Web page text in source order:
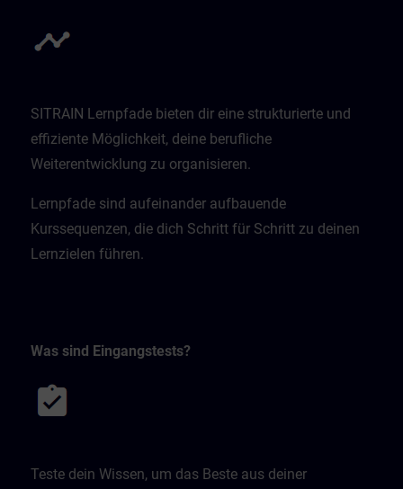
SITRAIN Lernpfade bieten dir eine strukturierte und
effiziente Möglichkeit, deine berufliche
Weiterentwicklung zu organisieren.
Lernpfade sind aufeinander aufbauende
Kurssequenzen, die dich Schritt für Schritt zu deinen
Lernzielen führen.
Was sind Eingangstests?
Teste dein Wissen, um das Beste aus deiner